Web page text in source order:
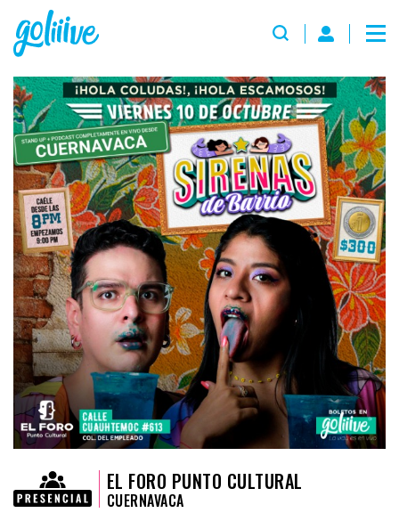
EL FORO PUNTO CULTURAL
CUERNAVACA